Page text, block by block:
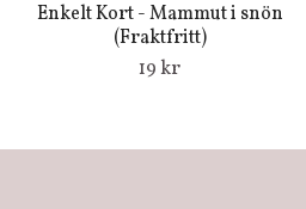
Enkelt Kort - Mammut i snön
(Fraktfritt)
19 kr